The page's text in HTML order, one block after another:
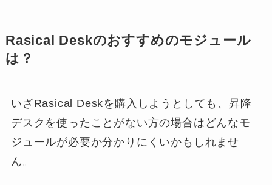
Rasical Deskのおすすめのモジュール
は？
いざRasical Deskを購入しようとしても、昇降
デスクを使ったことがない方の場合はどんなモ
ジュールが必要か分かりにくいかもしれませ
ん。